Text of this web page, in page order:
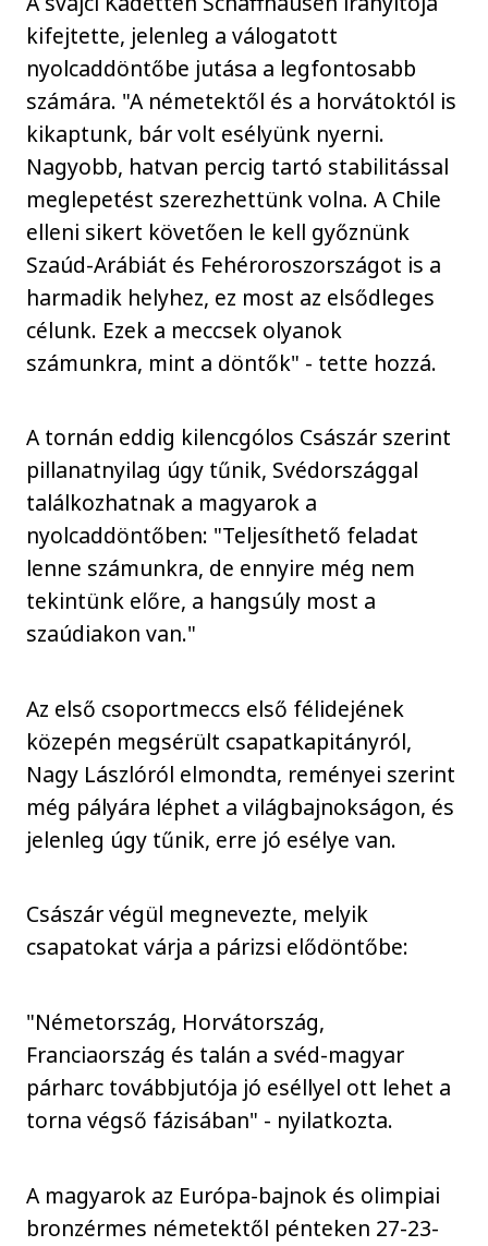
kifejtette, jelenleg a válogatott
nyolcaddöntőbe jutása a legfontosabb
számára. "A németektől és a horvátoktól is
kikaptunk, bár volt esélyünk nyerni.
Nagyobb, hatvan percig tartó stabilitással
meglepetést szerezhettünk volna. A Chile
elleni sikert követően le kell győznünk
Szaúd-Arábiát és Fehéroroszországot is a
harmadik helyhez, ez most az elsődleges
célunk. Ezek a meccsek olyanok
számunkra, mint a döntők" - tette hozzá.
A tornán eddig kilencgólos Császár szerint
pillanatnyilag úgy tűnik, Svédországgal
találkozhatnak a magyarok a
nyolcaddöntőben: "Teljesíthető feladat
lenne számunkra, de ennyire még nem
tekintünk előre, a hangsúly most a
szaúdiakon van."
Az első csoportmeccs első félidejének
közepén megsérült csapatkapitányról,
Nagy Lászlóról elmondta, reményei szerint
még pályára léphet a világbajnokságon, és
jelenleg úgy tűnik, erre jó esélye van.
Császár végül megnevezte, melyik
csapatokat várja a párizsi elődöntőbe:
"Németország, Horvátország,
Franciaország és talán a svéd-magyar
párharc továbbjutója jó eséllyel ott lehet a
torna végső fázisában" - nyilatkozta.
A magyarok az Európa-bajnok és olimpiai
bronzérmes németektől pénteken 27-23-